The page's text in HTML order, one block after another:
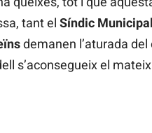
tant el Síndic
demanen l’aturada
s’aconsegueix el